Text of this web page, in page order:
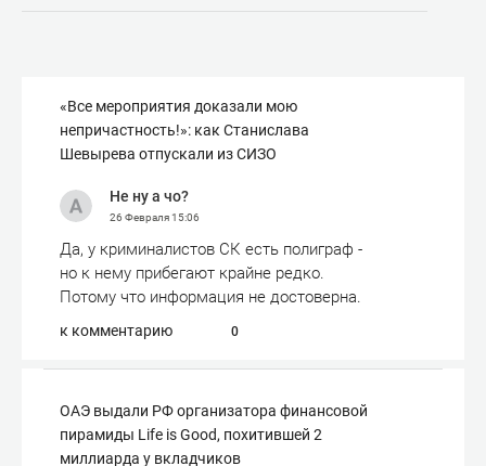
«Все мероприятия доказали мою
непричастность!»: как Станислава
Шевырева отпускали из СИЗО
Не ну а чо?
26 Февраля15:06
Да, у криминалистов СК есть полиграф -
но к нему прибегают крайне редко.
Потому что информация не достоверна.
к комментарию 0
ОАЭ выдали РФ организатора финансовой
пирамиды Life is Good, похитившей 2
миллиарда у вкладчиков